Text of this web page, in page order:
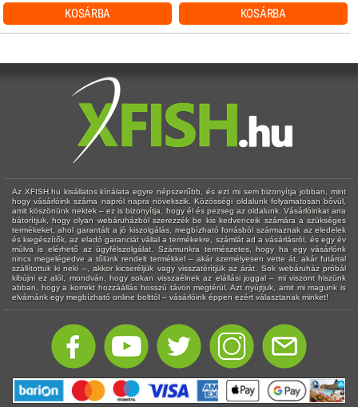
KOSÁRBA KOSÁRBA
Az XFISH.hu kisállatos kínálata egyre népszerűbb, és ezt mi sem bizonyítja jobban, mint
hogy vásárlóink száma napról napra növekszik. Közösségi oldalunk folyamatosan bővül,
amit köszönünk nektek – ez is bizonyítja, hogy él és pezseg az oldalunk. Vásárlóinkat arra
bátorítjuk, hogy olyan webáruházból szerezzék be kis kedvenceik számára a szükséges
termékeket, ahol garantált a jó kiszolgálás, megbízható forrásból származnak az eledelek
és kiegészítők, az eladó garanciát vállal a termékekre, számlát ad a vásárlásról, és egy év
múlva is elérhető az ügyfélszolgálat. Számunkra természetes, hogy ha egy vásárlónk
nincs megelégedve a tőlünk rendelt termékkel – akár személyesen vette át, akár futárral
szállítottuk ki neki –, akkor kicseréljük vagy visszatérítjük az árát. Sok webáruház próbál
kibújni ez alól, mondván, hogy sokan visszaélnek az elállási joggal – mi viszont hiszünk
abban, hogy a korrekt hozzáállás hosszú távon megtérül. Azt nyújtjuk, amit mi magunk is
elvárnánk egy megbízható online bolttól – vásárlóink éppen ezért választanak minket!